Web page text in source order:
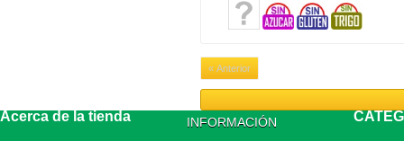
« Anterior
Acerca de la tienda INFORMACIÓN